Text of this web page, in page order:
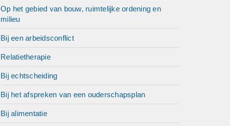
Op het gebied van bouw, ruimtelijke ordening en
milieu
Bij een arbeidsconflict
Relatietherapie
Bij echtscheiding
Bij het afspreken van een ouderschapsplan
Bij alimentatie